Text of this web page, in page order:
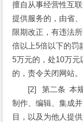
擅自从事经营性互
提供服务的，由省
限期改正，有违法
倍以上5倍以下的罚
5万元的，处10万
的，责令关闭网站。
[2]   第二条
制作、编辑、集成
目，以及为他人提